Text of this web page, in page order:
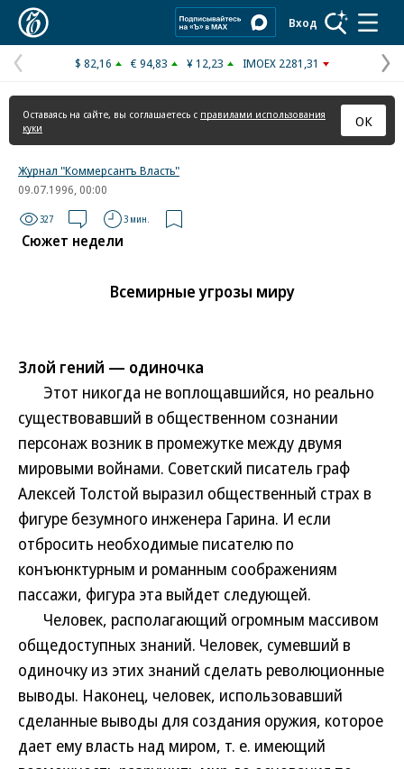
Вход
Предыдущая
страница
$ 82,16 € 94,83 ¥ 12,23 IMOEX 2281,31
Оставаясь на сайте, вы соглашаетесь с правилами использования
куки
ОК
Журнал "Коммерсантъ Власть"
09.07.1996, 00:00
327 3 мин.
Сюжет недели
Всемирные угрозы миру
Злой гений — одиночка
Этот никогда не воплощавшийся, но реально
существовавший в общественном сознании
персонаж возник в промежутке между двумя
мировыми войнами. Советский писатель граф
Алексей Толстой выразил общественный страх в
фигуре безумного инженера Гарина. И если
отбросить необходимые писателю по
конъюнктурным и романным соображениям
пассажи, фигура эта выйдет следующей.
Человек, располагающий огромным массивом
общедоступных знаний. Человек, сумевший в
одиночку из этих знаний сделать революционные
выводы. Наконец, человек, использовавший
сделанные выводы для создания оружия, которое
дает ему власть над миром, т. е. имеющий